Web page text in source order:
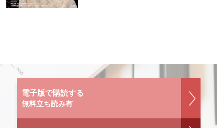
電子版で購読する
無料立ち読み有